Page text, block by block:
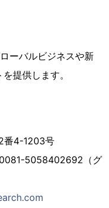
ーバルビジネスや新
提供します。
番4-1203号
5058402692（グ